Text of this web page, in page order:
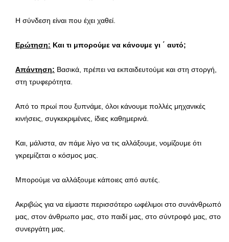
Η σύνδεση είναι που έχει χαθεί.
Ερώτηση: Και τι μπορούμε να κάνουμε γι ΄ αυτό;
Απάντηση: Βασικά, πρέπει να εκπαιδευτούμε και στη στοργή,
στη τρυφερότητα.
Από το πρωί που ξυπνάμε, όλοι κάνουμε πολλές μηχανικές
κινήσεις, συγκεκριμένες, ίδιες καθημερινά.
Και, μάλιστα, αν πάμε λίγο να τις αλλάξουμε, νομίζουμε ότι
γκρεμίζεται ο κόσμος μας.
Μπορούμε να αλλάξουμε κάποιες από αυτές.
Ακριβώς για να είμαστε περισσότερο ωφέλιμοι στο συνάνθρωπό
μας, στον άνθρωπο μας, στο παιδί μας, στο σύντροφό μας, στο
συνεργάτη μας.